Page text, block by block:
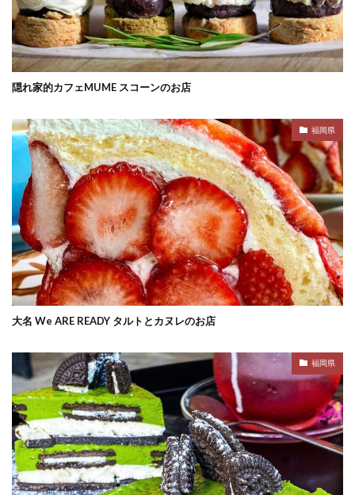
隠れ家的カフェMUME スコーンのお店
福岡県
大名 We ARE READY タルトとカヌレのお店
福岡県